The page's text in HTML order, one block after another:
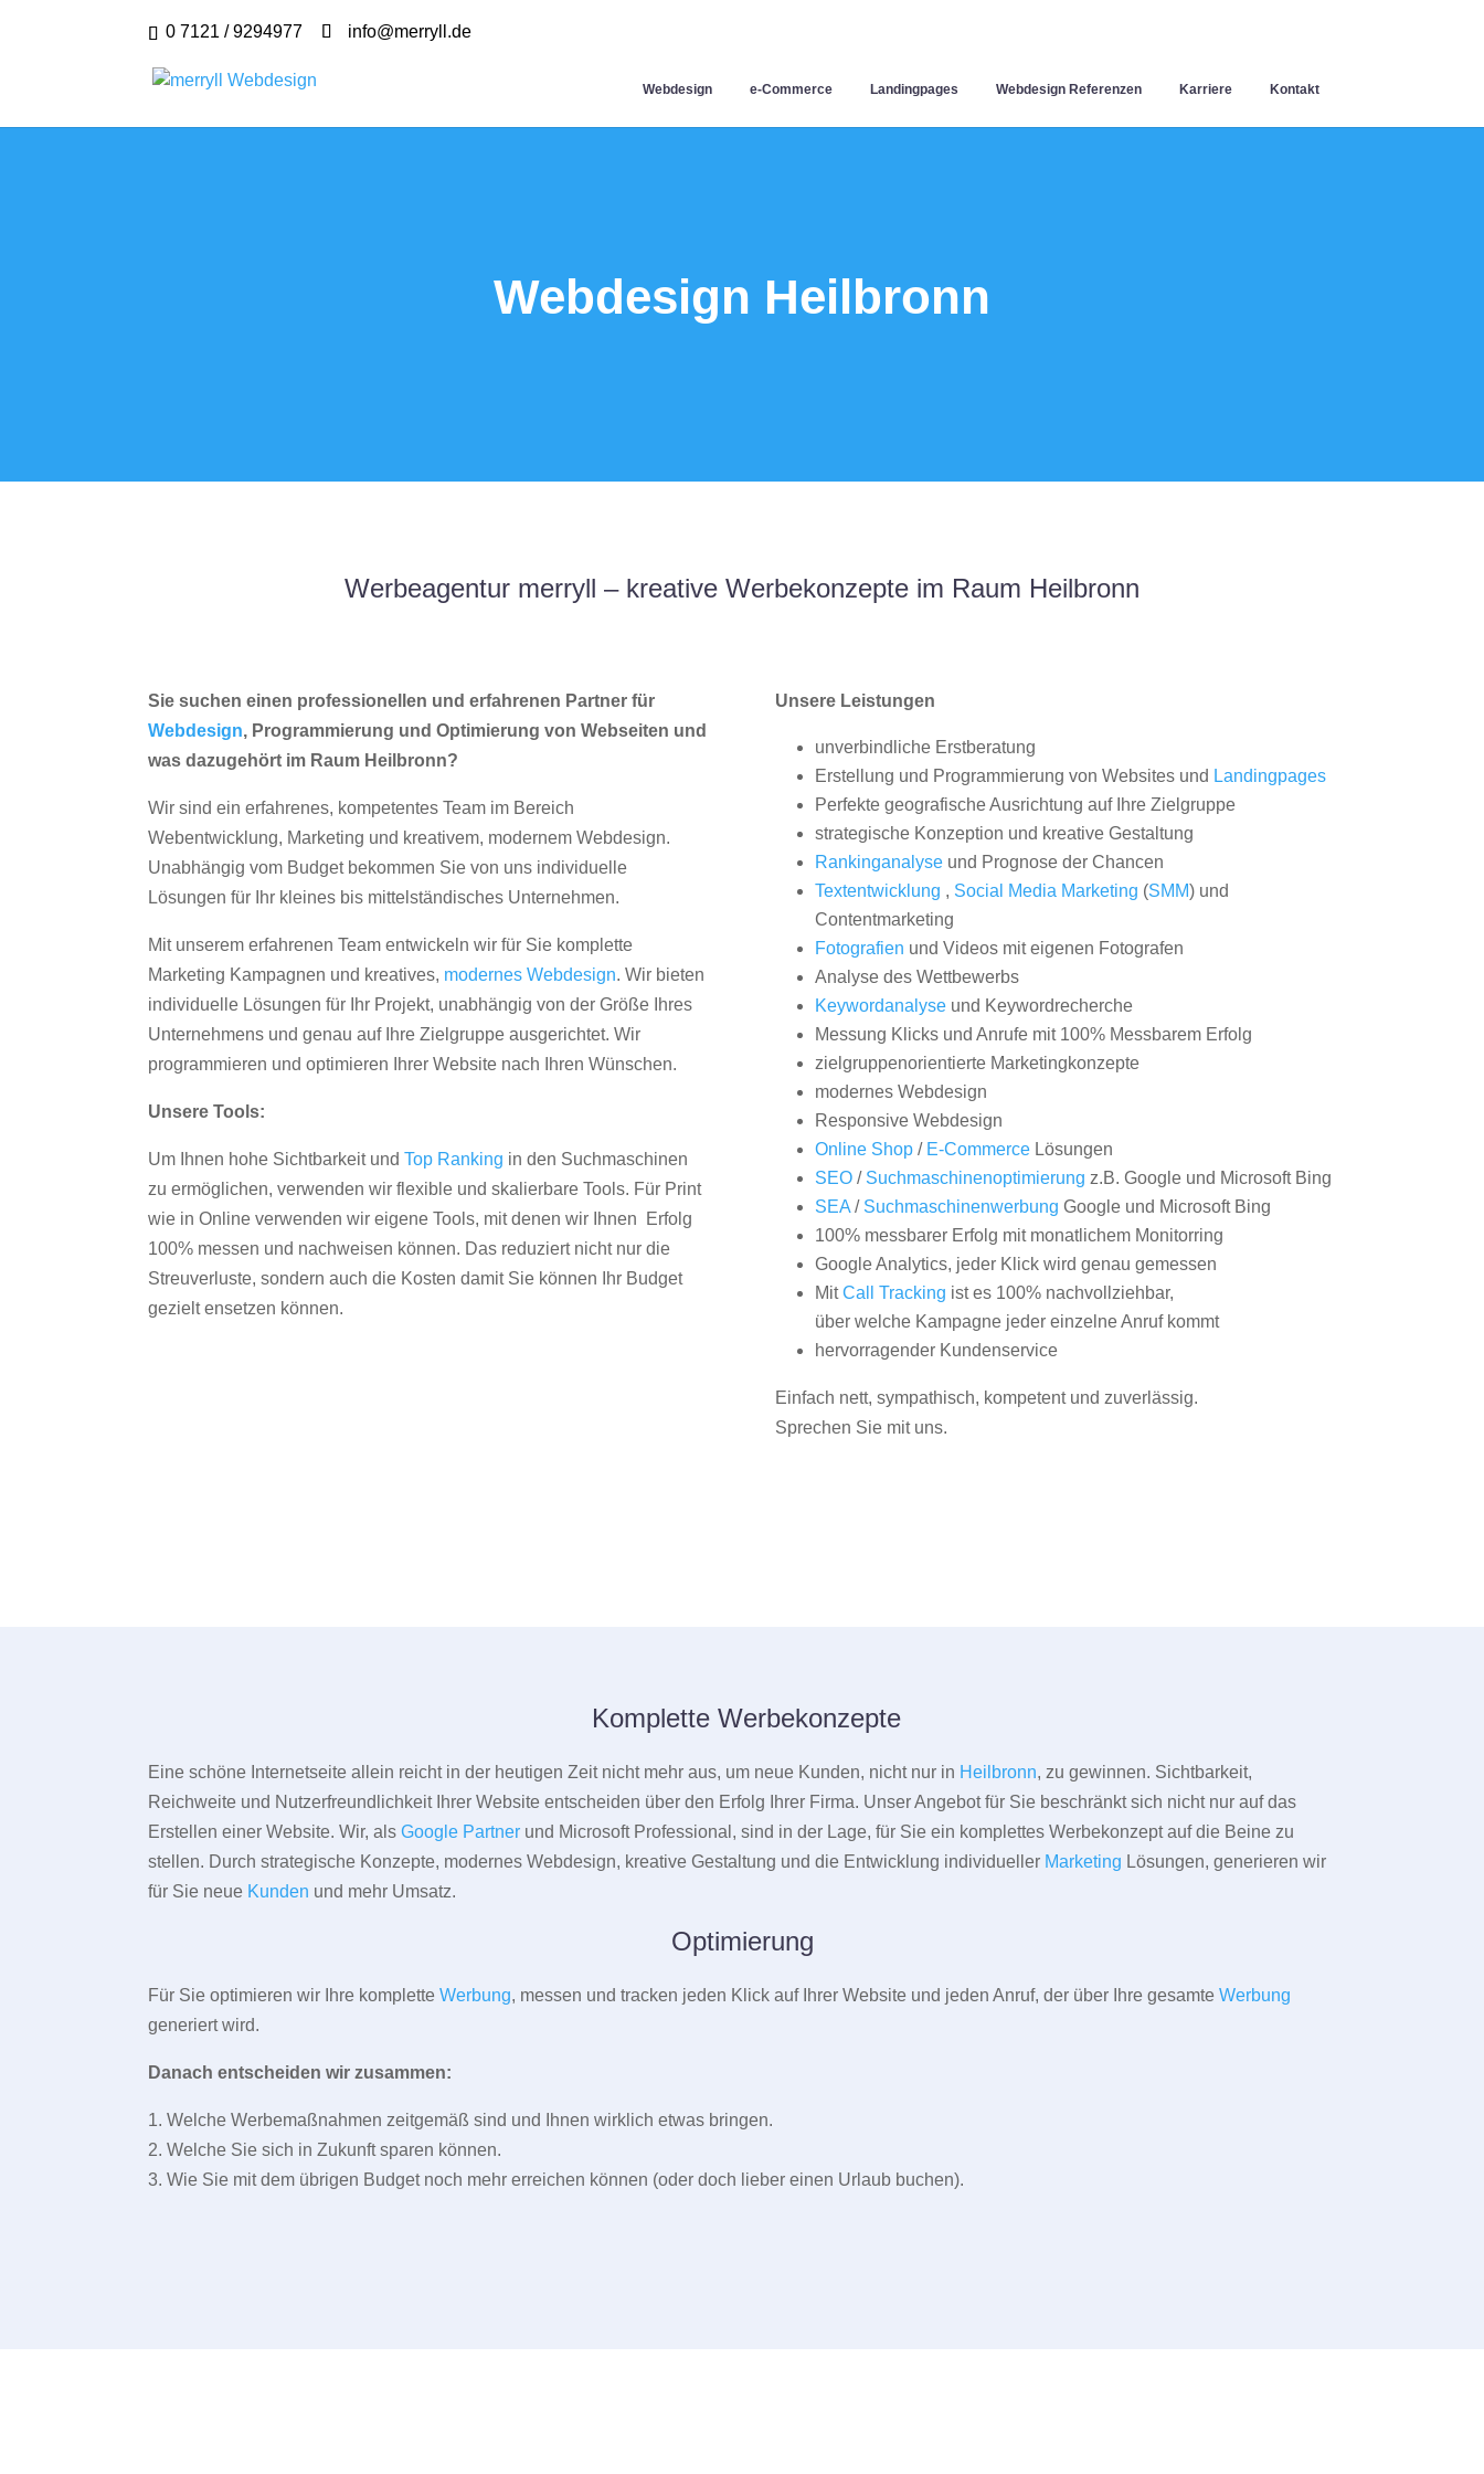
0 7121 / 9294977 info@merryll.de
Webdesign e-Commerce Landingpages Webdesign Referenzen Karriere Kontakt
Webdesign Heilbronn
Werbeagentur merryll – kreative Werbekonzepte im Raum Heilbronn
Sie suchen einen professionellen und erfahrenen Partner für
Webdesign, Programmierung und Optimierung von Webseiten und
was dazugehört im Raum Heilbronn?
Wir sind ein erfahrenes, kompetentes Team im Bereich
Webentwicklung, Marketing und kreativem, modernem Webdesign.
Unabhängig vom Budget bekommen Sie von uns individuelle
Lösungen für Ihr kleines bis mittelständisches Unternehmen.
Mit unserem erfahrenen Team entwickeln wir für Sie komplette
Marketing Kampagnen und kreatives, modernes Webdesign. Wir bieten
individuelle Lösungen für Ihr Projekt, unabhängig von der Größe Ihres
Unternehmens und genau auf Ihre Zielgruppe ausgerichtet. Wir
programmieren und optimieren Ihrer Website nach Ihren Wünschen.
Unsere Tools:
Um Ihnen hohe Sichtbarkeit undTop Ranking in den Suchmaschinen
zu ermöglichen, verwenden wir flexible und skalierbare Tools. Für Print
wie in Online verwenden wir eigene Tools, mit denen wir Ihnen Erfolg
100% messen und nachweisen können. Das reduziert nicht nur die
Streuverluste, sondern auch die Kosten damit Sie können Ihr Budget
gezielt ensetzen können.
Unsere Leistungen
unverbindliche Erstberatung
Erstellung und Programmierung von Websites und Landingpages
Perfekte geografische Ausrichtung auf Ihre Zielgruppe
strategische Konzeption und kreative Gestaltung
Rankinganalyseund Prognose der Chancen
Textentwicklung , Social Media Marketing (SMM) und
Contentmarketing
Fotografien und Videos mit eigenen Fotografen
Analyse des Wettbewerbs
Keywordanalyseund Keywordrecherche
Messung Klicks und Anrufe mit 100% Messbarem Erfolg
zielgruppenorientierte Marketingkonzepte
modernes Webdesign
Responsive Webdesign
Online Shop/ E-CommerceLösungen
SEO/ Suchmaschinenoptimierung z.B. Google und Microsoft Bing
SEA/ Suchmaschinenwerbung Google und Microsoft Bing
100% messbarer Erfolg mit monatlichem Monitorring
Google Analytics, jeder Klick wird genau gemessen
MitCall Tracking ist es 100% nachvollziehbar,
über welche Kampagne jeder einzelne Anruf kommt
hervorragender Kundenservice
Einfach nett, sympathisch, kompetent und zuverlässig.
Sprechen Sie mit uns.
Komplette Werbekonzepte
Eine schöne Internetseite allein reicht in der heutigen Zeit nicht mehr aus, um neue Kunden, nicht nur in Heilbronn, zu gewinnen. Sichtbarkeit,
Reichweite und Nutzerfreundlichkeit Ihrer Website entscheiden über den Erfolg Ihrer Firma. Unser Angebot für Sie beschränkt sich nicht nur auf das
Erstellen einer Website. Wir, alsGoogle Partner und Microsoft Professional, sind in der Lage, für Sie ein komplettes Werbekonzept auf die Beine zu
stellen. Durch strategische Konzepte, modernes Webdesign, kreative Gestaltung und die Entwicklung individueller Marketing Lösungen, generieren wir
für Sie neue Kunden und mehr Umsatz.
Optimierung
Für Sie optimieren wir Ihre kompletteWerbung, messen und tracken jeden Klick auf Ihrer Website und jeden Anruf, der über Ihre gesamteWerbung
generiert wird.
Danach entscheiden wir zusammen:
1. Welche Werbemaßnahmen zeitgemäß sind und Ihnen wirklich etwas bringen.
2. Welche Sie sich in Zukunft sparen können.
3. Wie Sie mit dem übrigen Budget noch mehr erreichen können (oder doch lieber einen Urlaub buchen).